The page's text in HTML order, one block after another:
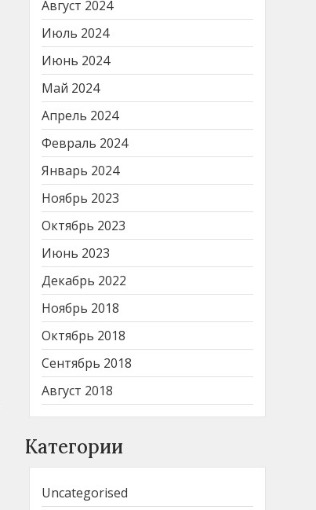
Август 2024
Июль 2024
Июнь 2024
Май 2024
Апрель 2024
Февраль 2024
Январь 2024
Ноябрь 2023
Октябрь 2023
Июнь 2023
Декабрь 2022
Ноябрь 2018
Октябрь 2018
Сентябрь 2018
Август 2018
Категории
Uncategorised